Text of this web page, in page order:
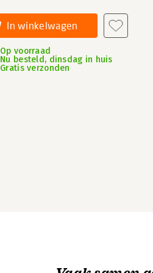
In winkelwagen
Op voorraad
Nu besteld, dinsdag in huis
Gratis verzonden